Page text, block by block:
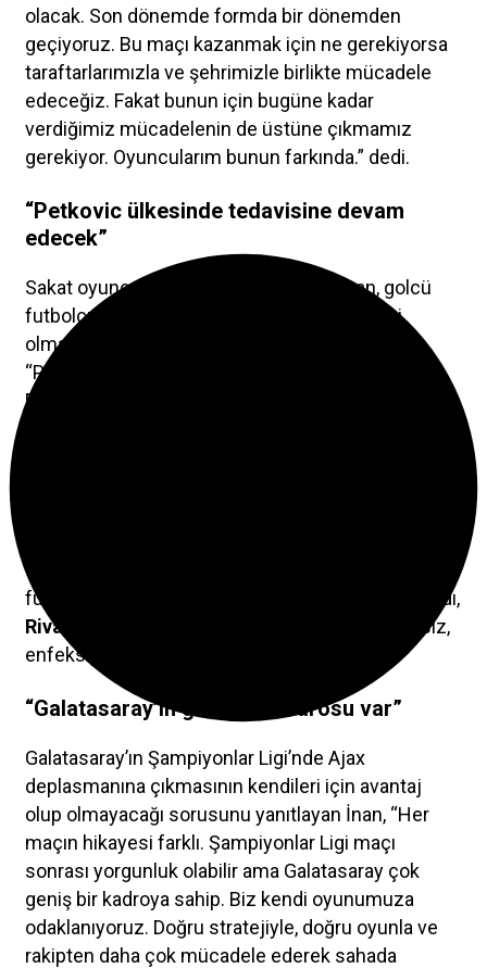
olacak. Son dönemde formda bir dönemden
geçiyoruz. Bu maçı kazanmak için ne gerekiyorsa
taraftarlarımızla ve şehrimizle birlikte mücadele
edeceğiz. Fakat bunun için bugüne kadar
verdiğimiz mücadelenin de üstüne çıkmamız
gerekiyor. Oyuncularım bunun farkında.” dedi.
“Petkovic ülkesinde tedavisine devam
edecek”
Sakat oyuncular hakkında bilgi veren İnan, golcü
futbolcu
’in ülkesinde tedavi
olmaya devam edeceğini söyledi:
“Petkovic kendi ülkesinde tedavi olmak istedi.
Doktorunun sakatlığına daha hakim olduğunu
durumdu, ben yetişmesini umuyordum ama
futbolda bunlar var.
antrenmanlara başladı,
Rivas
’ın durumu belirsiz,
enfeksiyon riski var.
“Galatasaray’ın geniş bir kadrosu var”
Galatasaray’ın Şampiyonlar Ligi’nde Ajax
deplasmanına çıkmasının kendileri için avantaj
olup olmayacağı sorusunu yanıtlayan İnan, “Her
maçın hikayesi farklı. Şampiyonlar Ligi maçı
sonrası yorgunluk olabilir ama Galatasaray çok
geniş bir kadroya sahip. Biz kendi oyunumuza
odaklanıyoruz. Doğru stratejiyle, doğru oyunla ve
rakipten daha çok mücadele ederek sahada